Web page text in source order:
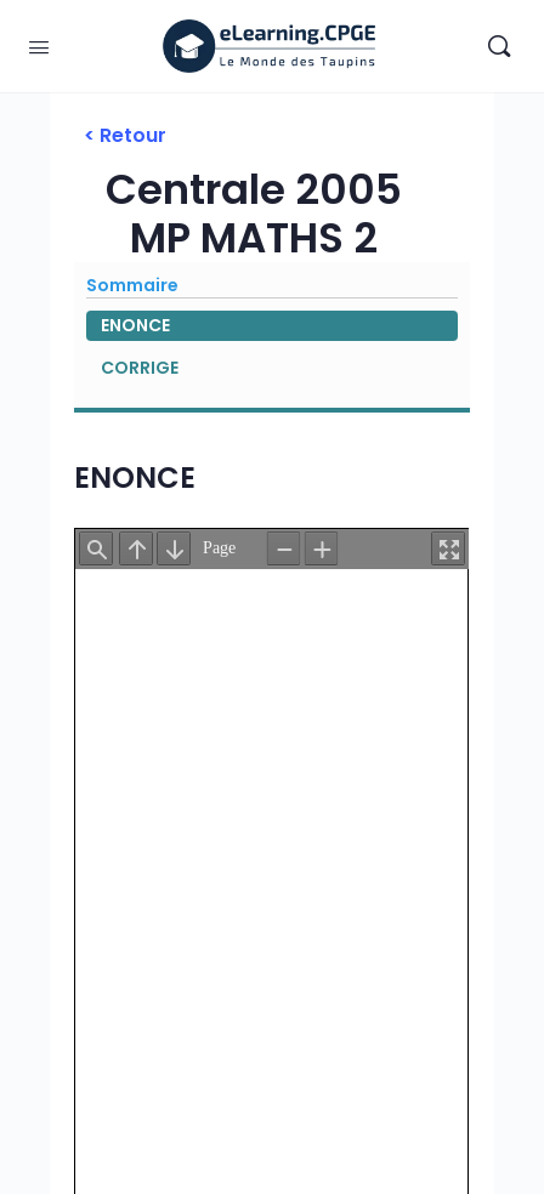
< Retour
Centrale 2005
MP MATHS 2
Sommaire
ENONCE
CORRIGE
ENONCE